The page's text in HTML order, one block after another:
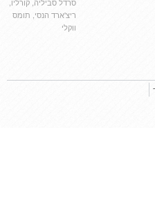
ריצ'ארד הנסי ,תומס